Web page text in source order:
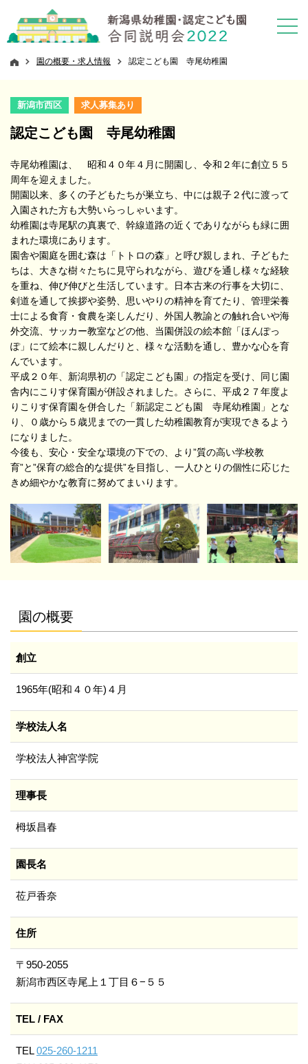
園の概要・求人情報 認定こども園 寺尾幼稚園
新潟市西区 求人募集あり
認定こども園 寺尾幼稚園
寺尾幼稚園は、 昭和４０年４月に開園し、令和２年に創立５５
周年を迎えました。
開園以来、多くの子どもたちが巣立ち、中には親子２代に渡って
入園された方も大勢いらっしゃいます。
幼稚園は寺尾駅の真裏で、幹線道路の近くでありながらも緑に囲
まれた環境にあります。
園舎や園庭を囲む森は「トトロの森」と呼び親しまれ、子どもた
ちは、大きな樹々たちに見守られながら、遊びを通し様々な経験
を重ね、伸び伸びと生活しています。日本古来の行事を大切に、
剣道を通して挨拶や姿勢、思いやりの精神を育てたり、管理栄養
士による食育・食農を楽しんだり、外国人教諭との触れ合いや海
外交流、サッカー教室などの他、当園併設の絵本館「ほんぽっ
ぽ」にて絵本に親しんだりと、様々な活動を通し、豊かな心を育
んでいます。
平成２０年、新潟県初の「認定こども園」の指定を受け、同じ園
舎内にこりす保育園が併設されました。さらに、平成２７年度よ
りこりす保育園を併合した「新認定こども園 寺尾幼稚園」とな
り、０歳から５歳児までの一貫した幼稚園教育が実現できるよう
になりました。
今後も、安心・安全な環境の下での、より”質の高い学校教
育”と”保育の総合的な提供”を目指し、一人ひとりの個性に応じた
きめ細やかな教育に努めてまいります。
園の概要
創立
1965年(昭和４０年)４月
学校法人名
学校法人神宮学院
理事長
栂坂昌春
園長名
莅戸香奈
住所
〒950-2055
新潟市西区寺尾上１丁目６−５５
TEL / FAX
TEL025-260-1211